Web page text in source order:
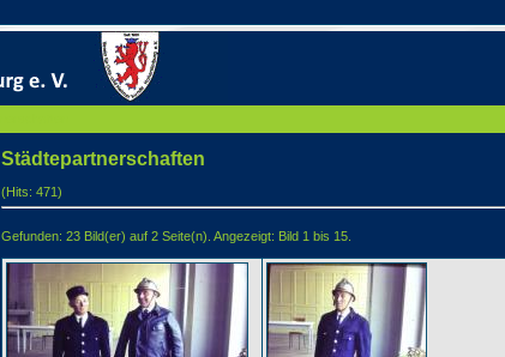
Städtepartnerschaften
(Hits: 471)
Gefunden: 23 Bild(er) auf 2 Seite(n). Angezeigt: Bild 1 bis 15.